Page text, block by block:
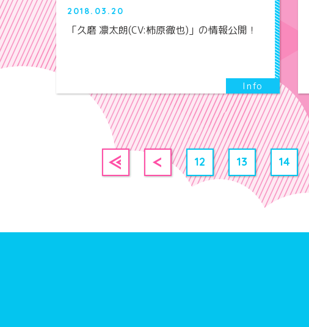
2018.03.20
「久磨 凛太朗(CV:柿原徹也)」の情報公開！
12 13 14